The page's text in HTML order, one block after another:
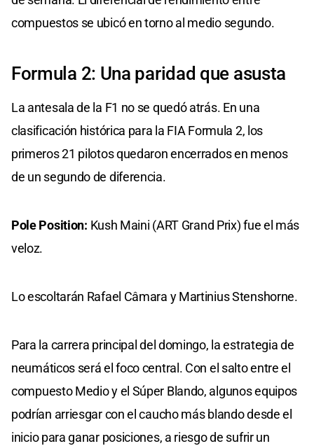
compuestos se ubicó en torno al medio segundo.
​Formula 2: Una paridad que asusta
​La antesala de la F1 no se quedó atrás. En una
clasificación histórica para la FIA Formula 2, los
primeros 21 pilotos quedaron encerrados en menos
de un segundo de diferencia.
​Pole Position: Kush Maini (ART Grand Prix) fue el más
veloz.
Lo escoltarán Rafael Câmara y Martinius Stenshorne.
Para la carrera principal del domingo, la estrategia de
neumáticos será el foco central. Con el salto entre el
compuesto Medio y el Súper Blando, algunos equipos
podrían arriesgar con el caucho más blando desde el
inicio para ganar posiciones, a riesgo de sufrir un